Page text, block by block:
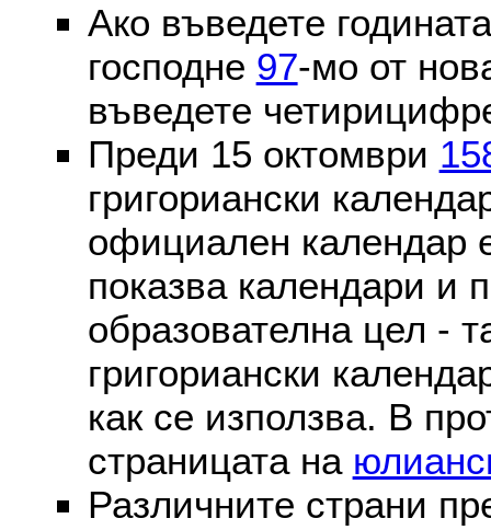
Ако въведете
господне 97-мо от
въведете
Преди 15 октомври
григориански
официален календар
показва календари и
образователна цел -
григориански
как се използва. В
страницата на
Различните страни